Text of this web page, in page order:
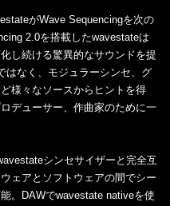
がWave Sequencingを次の
2.0を搭載したwavestateは
し続ける驚異的なサウンドを提
はなく、モジュラーシンセ、グ
様々なソースからヒントを得
デューサー、作曲家のために一
シンセサイザーと完全互
ェアとソフトウェアの間でシー
。DAWでwavestate nativeを使